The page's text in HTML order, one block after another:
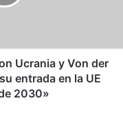
Ucrania y Von der
entrada en la UE
2030»